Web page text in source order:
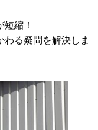
縮！
る疑問を解決しま